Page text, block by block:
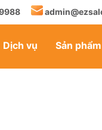
Dịch vụ Sản phẩm